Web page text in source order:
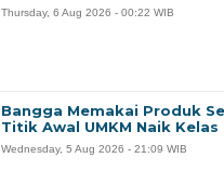
Thursday, 6 Aug 2026 - 00:22 WIB
Bangga Memakai Produk
Titik Awal UMKM Naik Kelas
Wednesday, 5 Aug 2026 - 21:09 WIB